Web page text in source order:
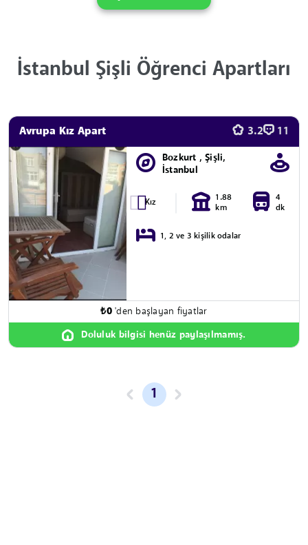
İstanbul Şişli Öğrenci Apartları
Avrupa Kız Apart 3.2 11
Bozkurt , Şişli,
İstanbul
Kız
1.88
km
4
dk
1, 2 ve 3 kişilik odalar
₺0'den başlayan fiyatlar
Doluluk bilgisi henüz paylaşılmamış.
1